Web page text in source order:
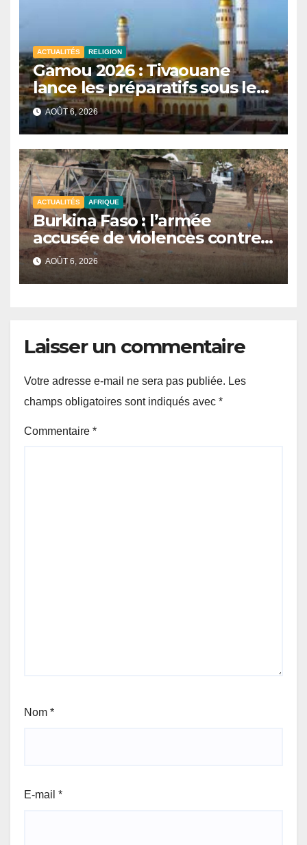
ACTUALITÉS RELIGION
Gamou 2026 : Tivaouane
lance les préparatifs sous le
signe de l’unité et du Tawhid.
AOÛT 6, 2026
ACTUALITÉS AFRIQUE
Burkina Faso : l’armée
accusée de violences contre
des civils après une attaque
jihadiste.
AOÛT 6, 2026
Laisser un commentaire
Votre adresse e-mail ne sera pas publiée. Les
champs obligatoires sont indiqués avec *
Commentaire *
Nom *
E-mail *